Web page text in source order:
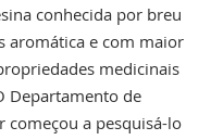
conhecida por breu
aromática e com maior
medicinais
Departamento de
começou a pesquisá-lo